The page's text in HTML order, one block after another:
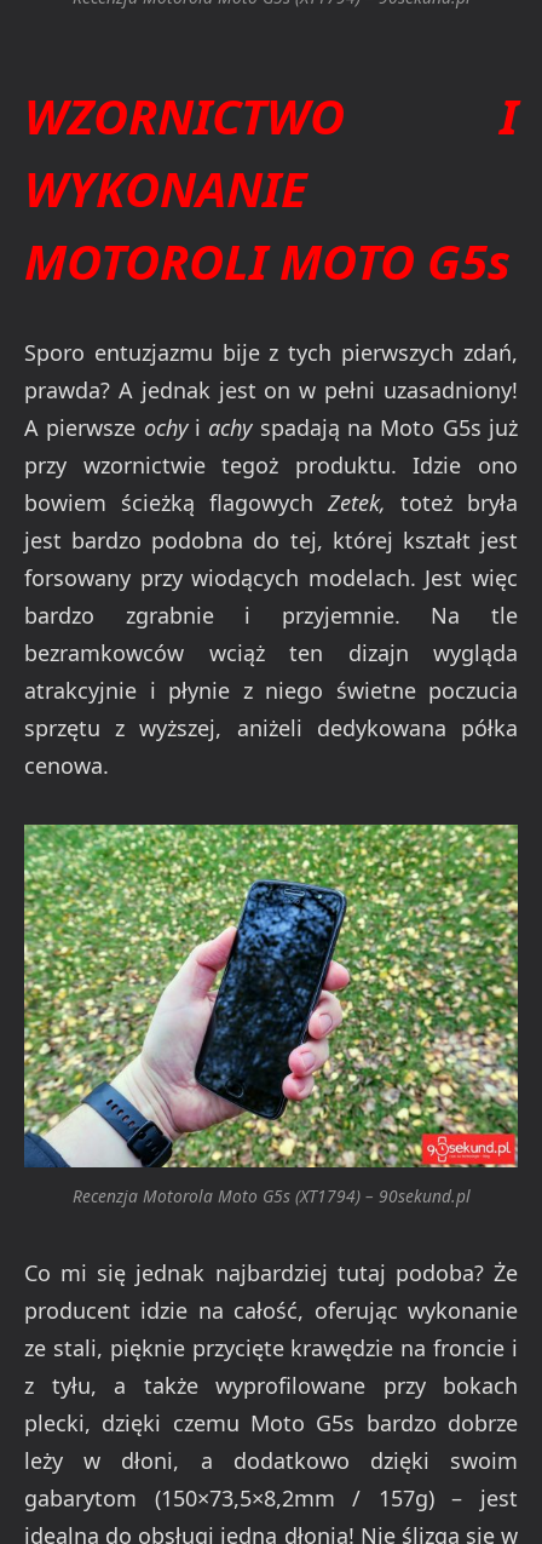
WZORNICTWO I
WYKONANIE
MOTOROLI MOTO G5s
Sporo entuzjazmu bije z tych pierwszych zdań,
prawda? A jednak jest on w pełni uzasadniony!
A pierwsze ochyi achyspadają na Moto G5s już
przy wzornictwie tegoż produktu. Idzie ono
bowiem ścieżką flagowych Zetek, toteż bryła
jest bardzo podobna do tej, której kształt jest
forsowany przy wiodących modelach. Jest więc
bardzo zgrabnie i przyjemnie. Na tle
bezramkowców wciąż ten dizajn wygląda
atrakcyjnie i płynie z niego świetne poczucia
sprzętu z wyższej, aniżeli dedykowana półka
cenowa.
Recenzja Motorola Moto G5s (XT1794) – 90sekund.pl
Co mi się jednak najbardziej tutaj podoba? Że
producent idzie na całość, oferując wykonanie
ze stali, pięknie przycięte krawędzie na froncie i
z tyłu, a także wyprofilowane przy bokach
plecki, dzięki czemu Moto G5s bardzo dobrze
leży w dłoni, a dodatkowo dzięki swoim
gabarytom (150×73,5×8,2mm / 157g) – jest
idealna do obsługi jedną dłonią! Nie ślizga się w